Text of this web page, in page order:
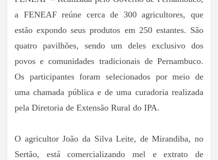
a FENEAF reúne cerca de 300 agricultores, que
estão expondo seus produtos em 250 estantes. São
quatro pavilhões, sendo um deles exclusivo dos
povos e comunidades tradicionais de Pernambuco.
Os participantes foram selecionados por meio de
uma chamada pública e de uma curadoria realizada
pela Diretoria de Extensão Rural do IPA.
O agricultor João da Silva Leite, de Mirandiba, no
Sertão, está comercializando mel e extrato de